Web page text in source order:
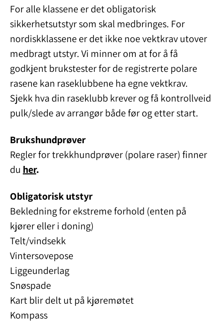
For alle klassene er det obligatorisk
sikkerhetsutstyr som skal medbringes. For
nordiskklassene er det ikke noe vektkrav utover
medbragt utstyr. Vi minner om at for å få
godkjent brukstester for de registrerte polare
rasene kan raseklubbene ha egne vektkrav.
Sjekk hva din raseklubb krever og få kontrollveid
pulk/slede av arrangør både før og etter start.
Brukshundprøver
Regler for trekkhundprøver (polare raser) finner
du her.
Obligatorisk utstyr
Bekledning for ekstreme forhold (enten på
kjører eller i doning)
Telt/vindsekk
Vintersovepose
Liggeunderlag
Snøspade
Kart blir delt ut på kjøremøtet
Kompass